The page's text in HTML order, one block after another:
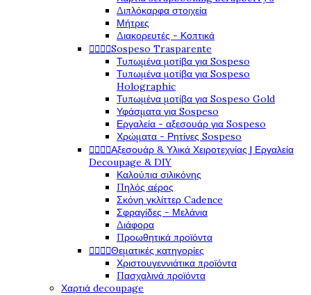
Διπλόκαρφα στοιχεία
Μήτρες
Διακορευτές - Κοπτικά
Sospeso Trasparente
Τυπωμένα μοτίβα για Sospeso
Τυπωμένα μοτίβα για Sospeso
Holographic
Τυπωμένα μοτίβα για Sospeso Gold
Υφάσματα για Sospeso
Εργαλεία - αξεσουάρ για Sospeso
Χρώματα - Ρητίνες Sospeso
Αξεσουάρ & Υλικά Χειροτεχνίας | Εργαλεία
Decoupage & DIY
Καλούπια σιλικόνης
Πηλός αέρος
Σκόνη γκλίττερ Cadence
Σφραγίδες - Μελάνια
Διάφορα
Προωθητικά προϊόντα
Θεματικές κατηγορίες
Χριστουγεννιάτικα προϊόντα
Πασχαλινά προϊόντα
Χαρτιά decoupage